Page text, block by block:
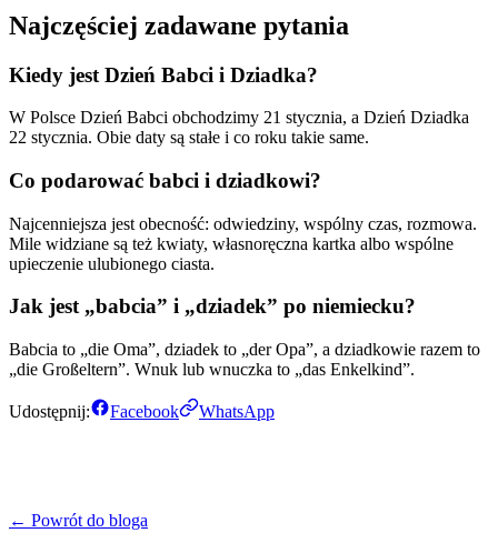
Najczęściej zadawane pytania
Kiedy jest Dzień Babci i Dziadka?
W Polsce Dzień Babci obchodzimy 21 stycznia, a Dzień Dziadka
22 stycznia. Obie daty są stałe i co roku takie same.
Co podarować babci i dziadkowi?
Najcenniejsza jest obecność: odwiedziny, wspólny czas, rozmowa.
Mile widziane są też kwiaty, własnoręczna kartka albo wspólne
upieczenie ulubionego ciasta.
Jak jest „babcia” i „dziadek” po niemiecku?
Babcia to „die Oma”, dziadek to „der Opa”, a dziadkowie razem to
„die Großeltern”. Wnuk lub wnuczka to „das Enkelkind”.
Udostępnij: Facebook WhatsApp
← Powrót do bloga